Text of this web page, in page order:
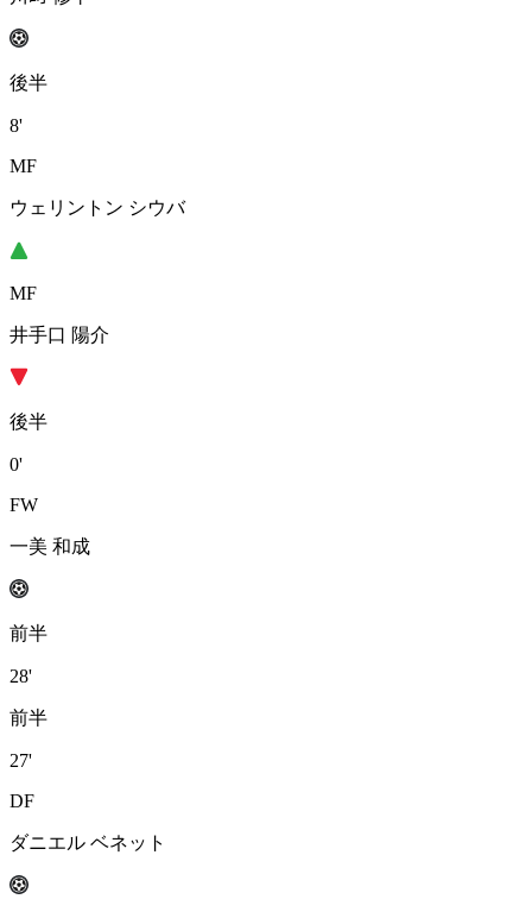
後半
8'
MF
ウェリントン シウバ
MF
井手口 陽介
後半
0'
FW
一美 和成
前半
28'
前半
27'
DF
ダニエル ベネット